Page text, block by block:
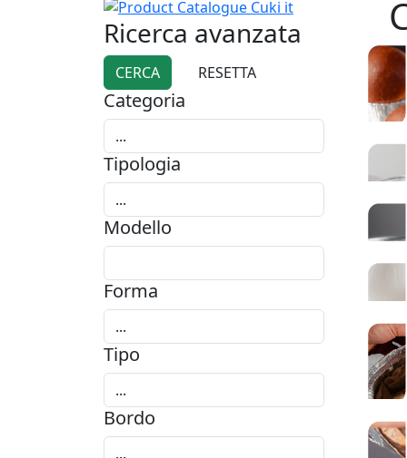
Ricerca avanzata
Categoria
Tipologia
Modello
Forma
Tipo
Bordo